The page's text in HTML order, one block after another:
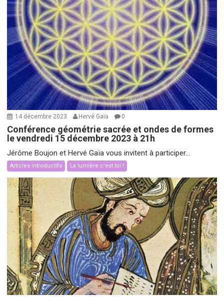
14 décembre 2023 Hervé Gaïa 0
Conférence géométrie sacrée et ondes de formes
le vendredi 15 décembre 2023 à 21h
Jérôme Boujon et Hervé Gaïa vous invitent à participer...
Articles introductifs La lumière c'est toi !